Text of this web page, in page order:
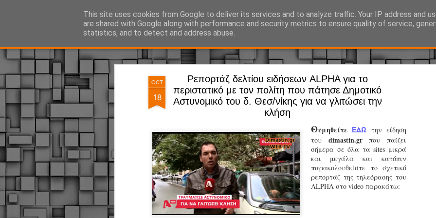
OCT
18
Ρεπορτάζ δελτίου ειδήσεων ALPHA για το
περιστατικό με τον πολίτη που πάτησε Δημοτικό
Αστυνομικό του δ. Θεσ/νίκης για να γλιτώσει την
κλήση
Θυμηθείτε ΕΔΩ την είδηση
του dimastin.grπου παίζει
σήμερα σε όλα τα sites μικρά
και μεγάλα και κατόπιν
παρακολουθείστε το σχετικό
ρεπορτάζ της τηλεόρασης του
ALPHA στο video παρακάτω:
This site uses cookies from Google to deliver its services and to analyze traffic. Your IP address and
are shared with Google along with performance and security metrics to ensure quality of service,
statistics, and to detect and address abuse.
ΔΗΜΟΤΙΚΗ ΑΣΤΥΝΟΜΙΑ, τα νέα! Ό, τι συμβαίνει γύρω από τη Δημοτική Αστυνομία, την τοπική
29
Άργος -
Με
Ξεκινά επίσημα η
Η Δημοτική Αστυνομία
καθώς από την 1η
επιχειρησιακή
παρουσία του Δήμου